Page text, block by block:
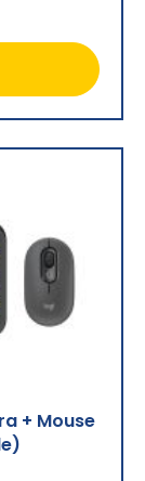
+ Mouse